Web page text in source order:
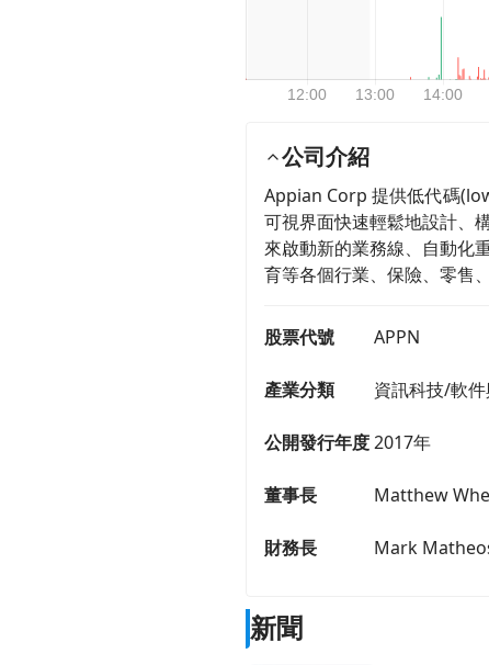
公司介紹
Appian Corp 提供低代碼
可視界面快速輕鬆地設計、
來啟動新的業務線、自動化
育等各個行業、保險、零售
股票代號 APPN
產業分類 資訊科技/軟
公開發行年度2017年
董事長 Matthew
財務長 Mark
新聞